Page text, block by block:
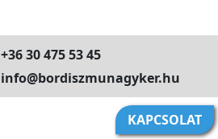
+36 30 475 53 45
info@bordiszmunagyker.hu
KAPCSOLAT